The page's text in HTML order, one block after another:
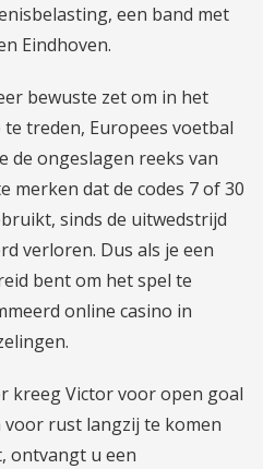
een band met
Eindhoven.
bewuste zet om in het
treden, Europees voetbal
de ongeslagen reeks van
merken dat de codes 7 of 30
sinds de uitwedstrijd
verloren. Dus als je een
bent om het spel te
online casino in
kreeg Victor voor open goal
rust langzij te komen
ontvangt u een